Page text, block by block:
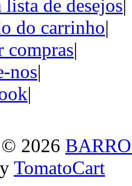
de desejos|
do carrinho|
compras|
nos|
|
2026
TomatoCart